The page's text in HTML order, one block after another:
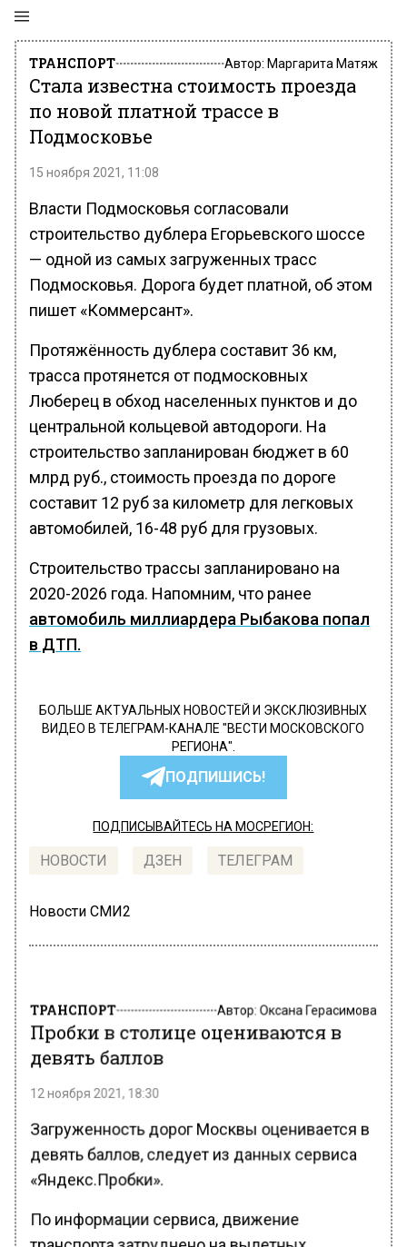
ТРАНСПОРТ Автор: Маргарита Матяж
Стала известна стоимость проезда
по новой платной трассе в
Подмосковье
15 ноября 2021, 11:08
Власти Подмосковья согласовали
строительство дублера Егорьевского шоссе
— одной из самых загруженных трасс
Подмосковья. Дорога будет платной, об этом
пишет «Коммерсант».
Протяжённость дублера составит 36 км,
трасса протянется от подмосковных
Люберец в обход населенных пунктов и до
центральной кольцевой автодороги. На
строительство запланирован бюджет в 60
млрд руб., стоимость проезда по дороге
составит 12 руб за километр для легковых
автомобилей, 16-48 руб для грузовых.
Строительство трассы запланировано на
2020-2026 года. Напомним, что ранее
автомобиль миллиардера Рыбакова попал
в ДТП.
БОЛЬШЕ АКТУАЛЬНЫХ НОВОСТЕЙ И ЭКСКЛЮЗИВНЫХ
ВИДЕО В ТЕЛЕГРАМ-КАНАЛЕ "ВЕСТИ МОСКОВСКОГО
РЕГИОНА".
ПОДПИШИСЬ!
ПОДПИСЫВАЙТЕСЬ НА МОСРЕГИОН:
НОВОСТИ ДЗЕН ТЕЛЕГРАМ
Новости СМИ2
ТРАНСПОРТ Автор: Оксана Герасимова
Пробки в столице оцениваются в
девять баллов
12 ноября 2021, 18:30
Загруженность дорог Москвы оценивается в
девять баллов, следует из данных сервиса
«Яндекс.Пробки».
По информации сервиса, движение
транспорта затруднено на вылетных